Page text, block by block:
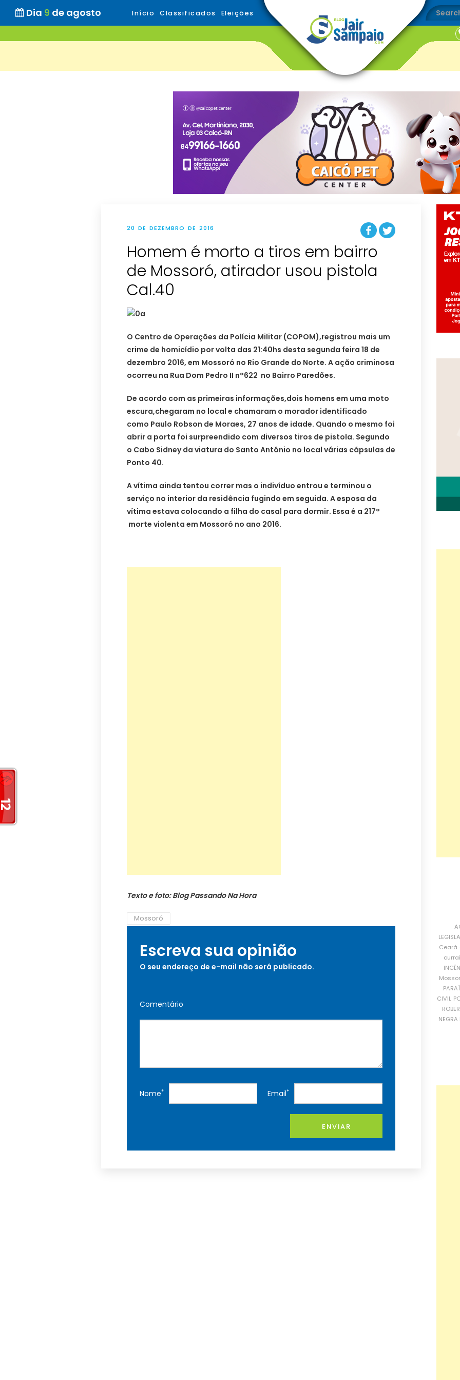
Dia 9 de agosto Início Classificados Eleições
20 DE DEZEMBRO DE 2016
Homem é morto a tiros em bairro
de Mossoró, atirador usou pistola
Cal.40
O Centro de Operações da Polícia Militar (COPOM),registrou mais um
crime de homicídio por volta das 21:40hs desta segunda feira 18 de
dezembro 2016, em Mossoró no Rio Grande do Norte. A ação criminosa
ocorreu na Rua Dom Pedro II n°622 no Bairro Paredões.
De acordo com as primeiras informações,dois homens em uma moto
escura,chegaram no local e chamaram o morador identificado
como Paulo Robson de Moraes, 27 anos de idade. Quando o mesmo foi
abrir a porta foi surpreendido com diversos tiros de pistola. Segundo
o Cabo Sidney da viatura do Santo Antônio no local várias cápsulas de
Ponto 40.
A vítima ainda tentou correr mas o indivíduo entrou e terminou o
serviço no interior da residência fugindo em seguida. A esposa da
vítima estava colocando a filha do casal para dormir. Essa é a 217°
morte violenta em Mossoró no ano 2016.
Texto e foto: Blog Passando Na Hora
Mossoró
Escreva sua opinião
O seu endereço de e-mail não será publicado.
Comentário
Nome* Email*
ENVIAR
Ceará
CIVIL
NEGRA